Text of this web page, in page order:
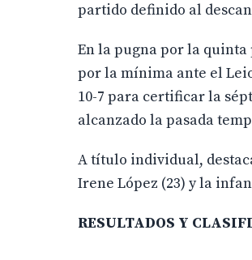
partido definido al
En la pugna por la quinta
por la mínima ante el
10-7 para certificar la
alcanzado la pasada
A título individual,
Irene López (23) y la
RESULTADOS Y